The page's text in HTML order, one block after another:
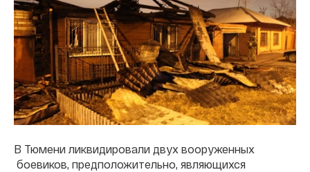
В Тюмени ликвидировали двух вооруженных
боевиков, предположительно, являющихся